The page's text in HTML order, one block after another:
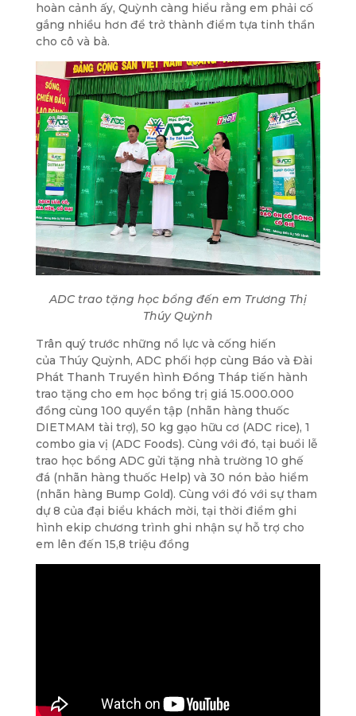
hoàn cảnh ấy, Quỳnh càng hiểu rằng em phải cố
gắng nhiều hơn để trở thành điểm tựa tinh thần
cho cô và bà.
ADC trao tặng học bổng đến em Trương Thị
Thúy Quỳnh
Trân quý trước những nổ lực và cống hiến
của Thúy Quỳnh, ADC phối hợp cùng Báo và Đài
Phát Thanh Truyền hình Đồng Tháp tiến hành
trao tặng cho em học bổng trị giá 15.000.000
đồng cùng 100 quyển tập (nhãn hàng thuốc
DIETMAM tài trợ), 50 kg gạo hữu cơ (ADC rice), 1
combo gia vị (ADC Foods). Cùng với đó, tại buổi lễ
trao học bổng ADC gửi tặng nhà trường 10 ghế
đá (nhãn hàng thuốc Help) và 30 nón bảo hiểm
(nhãn hàng Bump Gold). Cùng với đó với sự tham
dự 8 của đại biểu khách mời, tại thời điểm ghi
hình ekip chương trình ghi nhận sự hỗ trợ cho
em lên đến 15,8 triệu đồng